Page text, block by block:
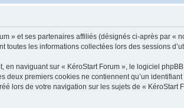
» et ses partenaires affiliés (désignés ci-après par «
les informations collectées lors des sessions
naviguant sur « KéroStart Forum », le logiciel
premiers cookies ne contiennent qu’un
lors de votre navigation sur les sujets de « KéroStart